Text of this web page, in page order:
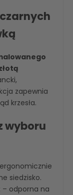
zapewnia
krzesła.
wyboru
siedzisko.
– odporna na